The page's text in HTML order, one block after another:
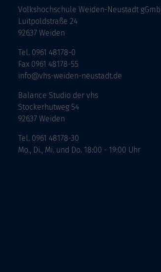
Volkshochschule Weiden-Neustadt
Luitpoldstraße 24
92637 Weiden
Tel. 0961 48178-0
Fax 0961 48178-55
info@vhs-weiden-neustadt.de
Balance Studio der vhs
Stockerhutweg 54
92637 Weiden
Tel. 0961 48178-30
Mo., Di., Mi. und Do. 18:00 - 19:00 Uhr